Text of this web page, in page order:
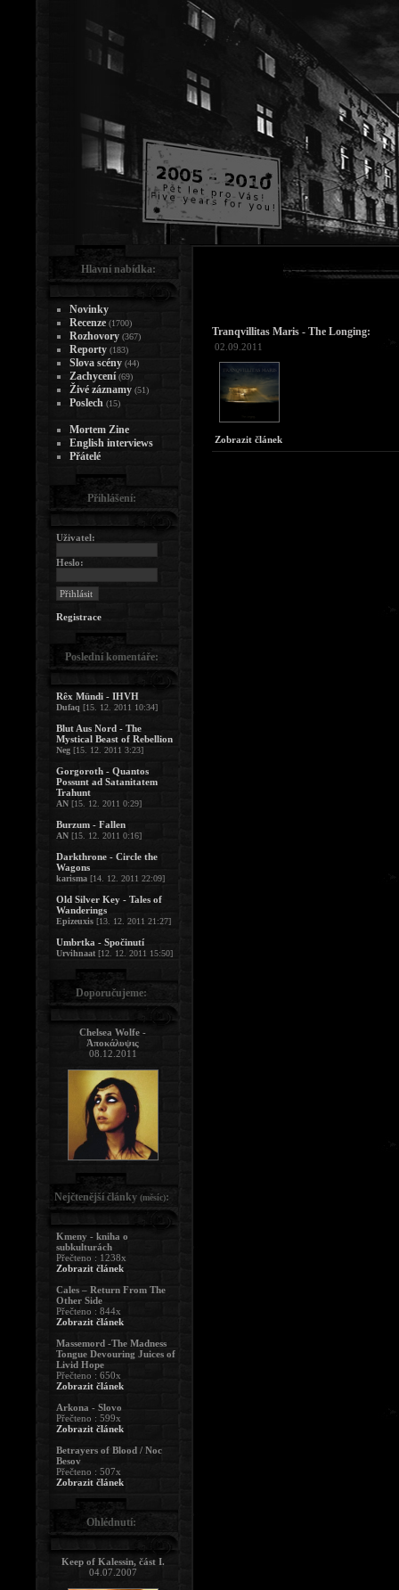
Tranqvillitas Maris - The Longing:
02.09.2011
Zobrazit článek
Hlavní nabídka:
Novinky
Recenze (1700)
Rozhovory (367)
Reporty (183)
Slova scény (44)
Zachycení (69)
Živé záznamy (51)
Poslech (15)
Mortem Zine
English interviews
Přátelé
Přihlášení:
Uživatel:
Heslo:
Registrace
Poslední komentáře:
Rêx Mündi - IHVH
Dufaq [15. 12. 2011 10:34]
Blut Aus Nord - The
Mystical Beast of Rebellion
Neg [15. 12. 2011 3:23]
Gorgoroth - Quantos
Possunt ad Satanitatem
Trahunt
AN [15. 12. 2011 0:29]
Burzum - Fallen
AN [15. 12. 2011 0:16]
Darkthrone - Circle the
Wagons
karisma [14. 12. 2011 22:09]
Old Silver Key - Tales of
Wanderings
Epizeuxis [13. 12. 2011 21:27]
Umbrtka - Spočinutí
Urvihnaat [12. 12. 2011 15:50]
Doporučujeme:
Chelsea Wolfe -
Ἀποκάλυψις
08.12.2011
Nejčtenější články (měsíc):
Kmeny - kniha o
subkulturách
Přečteno : 1238x
Zobrazit článek
Cales – Return From The
Other Side
Přečteno : 844x
Zobrazit článek
Massemord -The Madness
Tongue Devouring Juices of
Livid Hope
Přečteno : 650x
Zobrazit článek
Arkona - Slovo
Přečteno : 599x
Zobrazit článek
Betrayers of Blood / Noc
Besov
Přečteno : 507x
Zobrazit článek
Ohlédnutí:
Keep of Kalessin, část I.
04.07.2007